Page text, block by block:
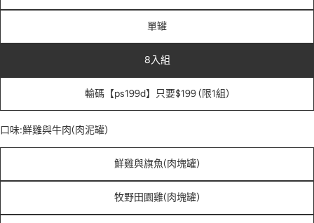
單罐
8入組
輸碼【ps199d】只要$199 (限1組)
口味:鮮雞與牛肉(肉泥罐)
鮮雞與旗魚(肉塊罐)
牧野田園雞(肉塊罐)